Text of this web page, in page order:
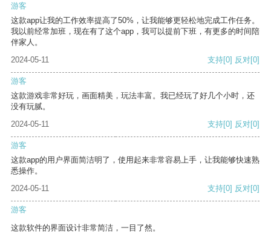
游客
这款app让我的工作效率提高了50%，让我能够更轻松地完成工作任务。
我以前经常加班，现在有了这个app，我可以提前下班，有更多的时间陪
伴家人。
2024-05-11
支持[0] 反对[0]
游客
这款游戏非常好玩，画面精美，玩法丰富。我已经玩了好几个小时，还
没有玩腻。
2024-05-11
支持[0] 反对[0]
游客
这款app的用户界面简洁明了，使用起来非常容易上手，让我能够快速熟
悉操作。
2024-05-11
支持[0] 反对[0]
游客
这款软件的界面设计非常简洁，一目了然。